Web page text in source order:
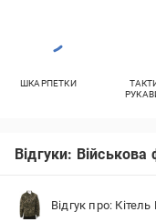
ШКАРПЕТКИ
Відгуки:
Відгук про: Кітель